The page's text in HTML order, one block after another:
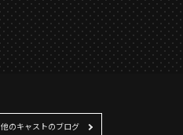
他のキャストのブログ